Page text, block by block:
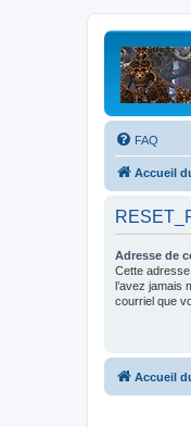
FAQ
Accueil
Adresse de
Cette
l’avez jamais
courriel que
Accueil